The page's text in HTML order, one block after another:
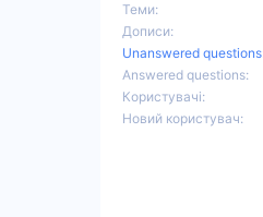
Теми
Дописи
Unanswered questions
Answered questions
Користувачі
Новий користувач